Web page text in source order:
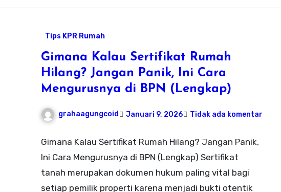
Tips KPR Rumah
Gimana Kalau Sertifikat Rumah
Hilang? Jangan Panik, Ini Cara
Mengurusnya di BPN (Lengkap)
grahaagungcoid Januari 9, 2026 Tidak ada komentar
Gimana Kalau Sertifikat Rumah Hilang? Jangan Panik,
Ini Cara Mengurusnya di BPN (Lengkap) Sertifikat
tanah merupakan dokumen hukum paling vital bagi
setiap pemilik properti karena menjadi bukti otentik